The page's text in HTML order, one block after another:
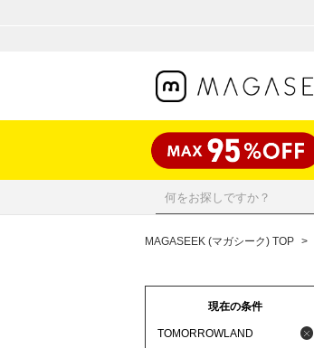
MAGASEEK (マガシーク) TOP >
現在の条件
TOMORROWLAND